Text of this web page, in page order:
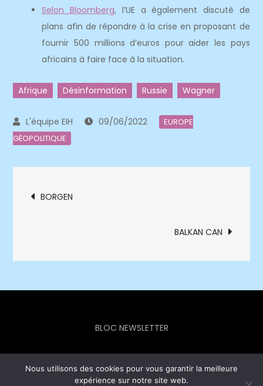
Selon Bloomberg, l’UE a également discuté de
plans afin de répondre à la crise en proposant de
fournir 500 millions d’euros pour aider les pays
africains à faire face à la situation.
Afrique Désinformation Russie Wagner
09/06/2022
EUROPE
GÉOPOLITIQUE
Navigation
l’article
BORGEN
BALKAN CAN
BLOC NEWSLETTER
Europe Info Hebdo © 2023 - Theme Focus Blog by Creativ
Nous utilisons des cookies pour vous garantir la meilleure
expérience sur notre site web.